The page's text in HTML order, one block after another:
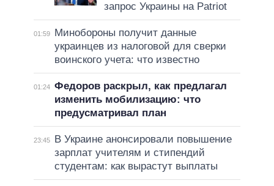
запрос Украины на Patriot
01:59
Минобороны получит данные
украинцев из налоговой для сверки
воинского учета: что известно
01:24 Федоров раскрыл, как предлагал
изменить мобилизацию: что
предусматривал план
23:45
В Украине анонсировали повышение
зарплат учителям и стипендий
студентам: как вырастут выплаты